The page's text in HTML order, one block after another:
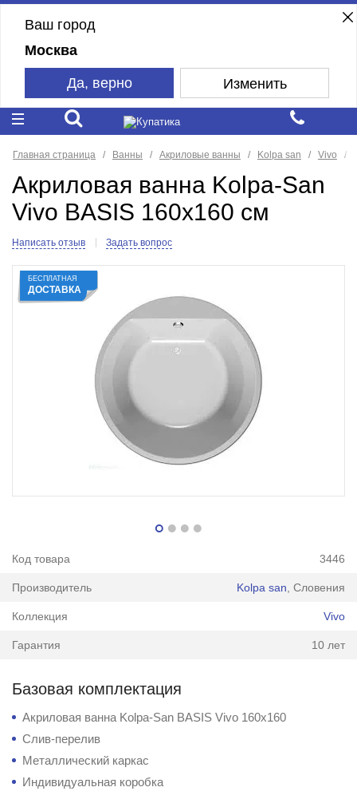
Ваш город
Москва
Да, верно Изменить
Главная страница Ванны Акриловые ванны Kolpa san Vivo
Акриловая ванна Kolpa-San
Vivo BASIS 160x160 см
Написать отзыв Задать вопрос
БЕСПЛАТНАЯ
ДОСТАВКА
Код товара 3446
Производитель Kolpa san , Словения
Коллекция Vivo
Гарантия 10 лет
Базовая комплектация
Акриловая ванна Kolpa-San BASIS Vivo 160x160
Слив-перелив
Металлический каркас
Индивидуальная коробка